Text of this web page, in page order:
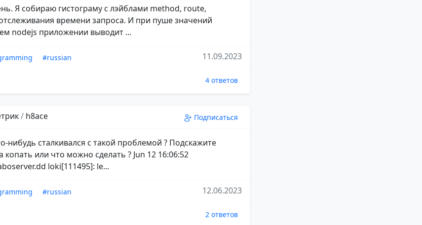
Я собираю гистограму с лэйблами method, route,
времени запроса. И при пуше значений
nodejs приложении выводит ...
#russian 11.09.2023
4 ответов
/ h8ace Подписаться
нибудь сталкивался с такой проблемой ? Подскажите
копать или что можно сделать ? Jun 12 16:06:52
loki[111495]: le...
#russian 12.06.2023
2 ответов